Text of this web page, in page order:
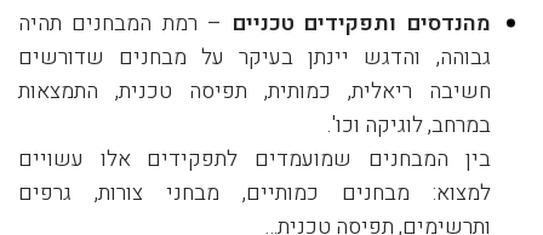
מהנדסים ותפקידים טכניים – רמת המבחנים תהיה
גבוהה, והדגש יינתן בעיקר על מבחנים שדורשים
חשיבה ריאלית, כמותית, תפיסה טכנית, התמצאות
במרחב, לוגיקה וכו'.
בין המבחנים שמועמדים לתפקידים אלו עשויים
למצוא: מבחנים כמותיים, מבחני צורות, גרפים
ותרשימים, תפיסה טכנית…